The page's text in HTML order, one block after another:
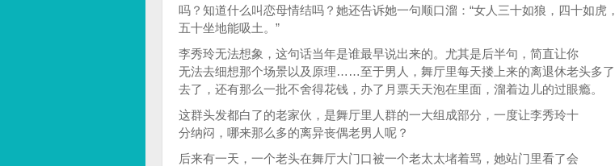
吗？知道什么叫恋母情结吗？她还告诉她一句顺口溜：“女人三十如狼，四十如虎，
五十坐地能吸土。”
李秀玲无法想象，这句话当年是谁最早说出来的。尤其是后半句，简直让你
无法去细想那个场景以及原理……至于男人，舞厅里每天搂上来的离退休老头多了
去了，还有那么一批不舍得花钱，办了月票天天泡在里面，溜着边儿的过眼瘾。
这群头发都白了的老家伙，是舞厅里人群的一大组成部分，一度让李秀玲十
分纳闷，哪来那么多的离异丧偶老男人呢？
后来有一天，一个老头在舞厅大门口被一个老太太堵着骂，她站门里看了会